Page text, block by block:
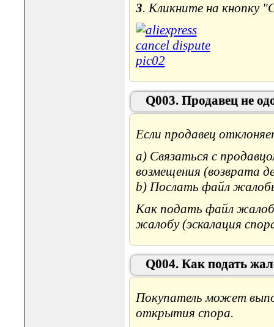
3. Кликните на кнопку
Q003. Продавец не
Если продавец
a) Связаться с
возмещения (возврата
b) Послать файл
Как подать файл
жалобу (эскалация
Q004. Как подать
Покупатель может
открытия спора.